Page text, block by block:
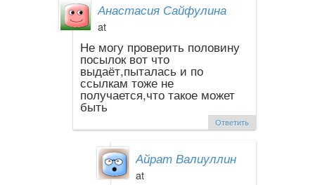
Анастасия Сайфулина
at
Не могу проверить половину
посылок вот что
выдаёт,пыталась и по
ссылкам тоже не
получается,что такое может
быть
Ответить
Айрат Валиуллин
at